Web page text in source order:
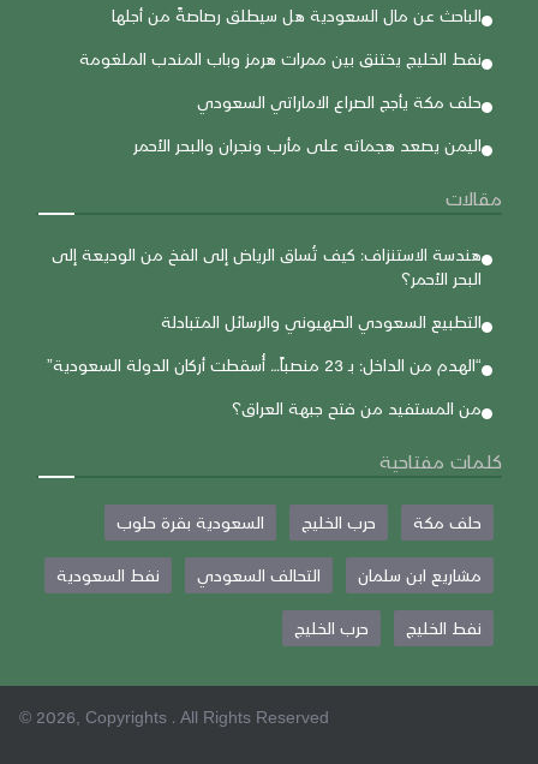
الباحث عن مال السعودية هل سيطلق رصاصةً من أجلها
نفط الخليج يختنق بين ممرات هرمز وباب المندب الملغومة
حلف مكة يأجج الصراع الاماراتي السعودي
اليمن يصعد هجماته على مأرب ونجران والبحر الأحمر
مقالات
هندسة الاستنزاف: كيف تُساق الرياض إلى الفخ من الوديعة إلى
البحر الأحمر؟
التطبيع السعودي الصهيوني والرسائل المتبادلة
“الهدم من الداخل: بـ 23 منصباً… أُسقطت أركان الدولة السعودية”
من المستفيد من فتح جبهة العراق؟
كلمات مفتاحية
حلف مكة حرب الخليج السعودية بقرة حلوب
مشاريع ابن سلمان التحالف السعودي نفط السعودية
نفط الخليج حرب الخليج
© 2026, Copyrights . All Rights Reserved